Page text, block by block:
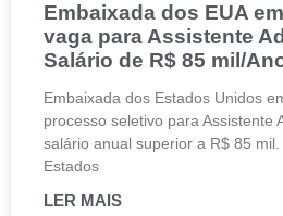
Embaixada dos EUA
vaga para Assistente
Salário de R$ 85 mil/
Embaixada dos Estados Unidos
processo seletivo para Assistente
salário anual superior a R$ 85
Estados
LER MAIS